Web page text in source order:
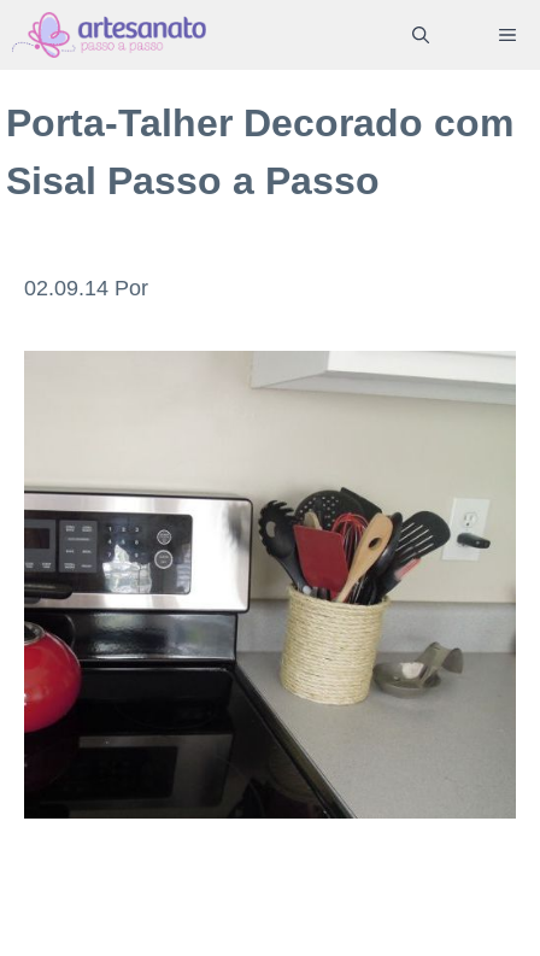
Pular
para
conteúdo
Porta-Talher Decorado com
Sisal Passo a Passo
02.09.14 Por